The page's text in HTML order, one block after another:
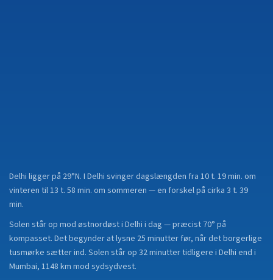
Delhi ligger på 29°N. I Delhi svinger dagslængden fra 10 t. 19 min. om
vinteren til 13 t. 58 min. om sommeren — en forskel på cirka 3 t. 39
min.
Solen står op mod østnordøst i Delhi i dag — præcist 70° på
kompasset. Det begynder at lysne 25 minutter før, når det borgerlige
tusmørke sætter ind. Solen står op 32 minutter tidligere i Delhi end i
Mumbai, 1148 km mod sydsydvest.